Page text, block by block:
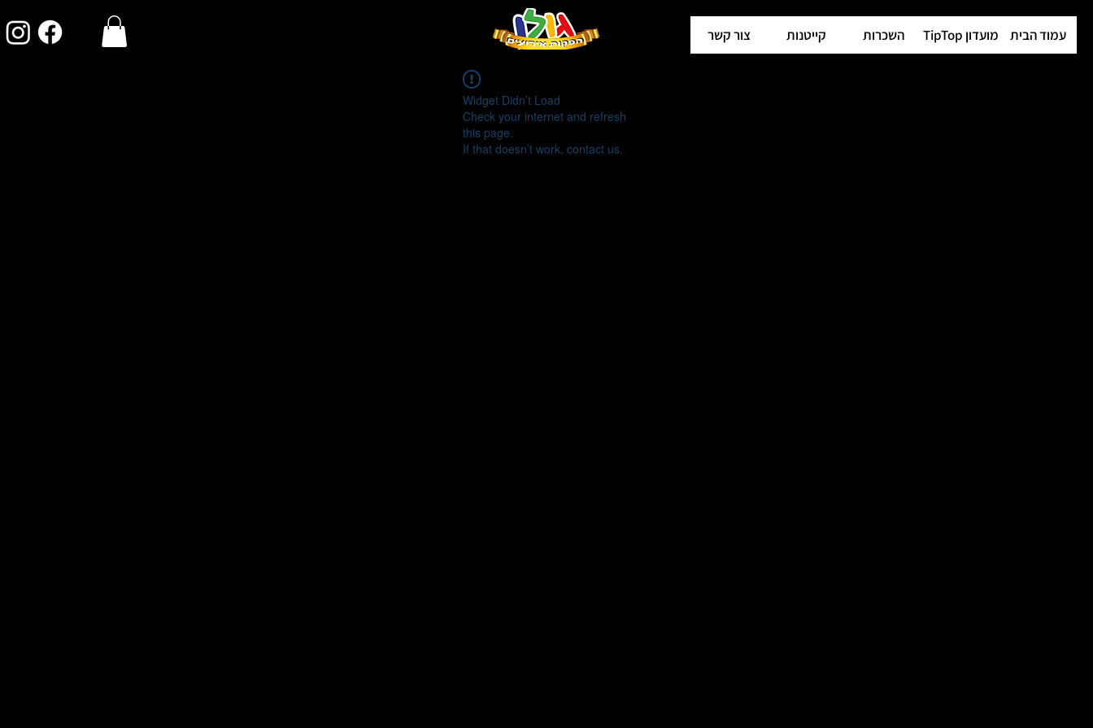
עמוד הבית מועדון TipTop השכרות קייטנות צור קשר
Widget Didn’t Load
Check your internet and refresh
this page.
If that doesn’t work, contact us.